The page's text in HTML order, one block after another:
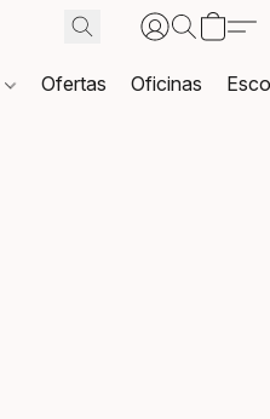
Ofertas Oficinas